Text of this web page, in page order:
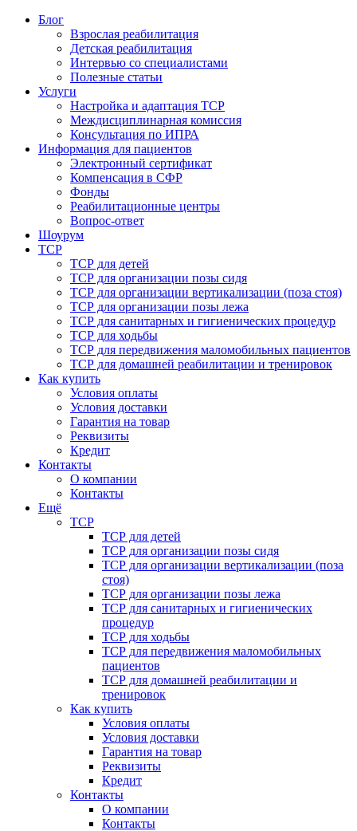
Блог
Взрослая реабилитация
Детская реабилитация
Интервью со специалистами
Полезные статьи
Услуги
Настройка и адаптация ТСР
Междисциплинарная комиссия
Консультация по ИПРА
Информация для пациентов
Электронный сертификат
Компенсация в СФР
Фонды
Реабилитационные центры
Вопрос-ответ
Шоурум
ТСР
ТСР для детей
ТСР для организации позы сидя
ТСР для организации вертикализации (поза стоя)
ТСР для организации позы лежа
ТСР для санитарных и гигиенических процедур
ТСР для ходьбы
ТСР для передвижения маломобильных пациентов
ТСР для домашней реабилитации и тренировок
Как купить
Условия оплаты
Условия доставки
Гарантия на товар
Реквизиты
Кредит
Контакты
О компании
Контакты
Ещё
ТСР
ТСР для детей
ТСР для организации позы сидя
ТСР для организации вертикализации (поза
стоя)
ТСР для организации позы лежа
ТСР для санитарных и гигиенических
процедур
ТСР для ходьбы
ТСР для передвижения маломобильных
пациентов
ТСР для домашней реабилитации и
тренировок
Как купить
Условия оплаты
Условия доставки
Гарантия на товар
Реквизиты
Кредит
Контакты
О компании
Контакты